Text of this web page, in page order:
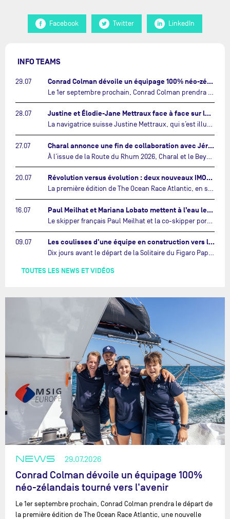
Facebook Twitter LinkedIn
INFO TEAMS
29.07 Conrad Colman dévoile un équipage 100% néo-zélandais tourné vers l'avenir…
28.07 Justine et Élodie-Jane Mettraux face à face sur la transatlantique The Ocean Race Atlantic…
La navigatrice suisse Justine Mettraux, qui s’est illustrée comme la femme la plus rapide du Vendée Globe et qui fait actuellement construire un nouvel IMOCA pour l'édition 2028, sera cette année au départ de la première édition de The Ocean Race Atlantic.…
27.07 Charal annonce une fin de collaboration avec Jérémie Beyou et le Beyou Racing après la Route du Rhum…
À l’issue de la Route du Rhum 2026, Charal et le Beyou Racing mettront fin à leur collaboration. Il a été décidé de manière concertée, après dix ans d’une collaboration riche et performante, d’ouvrir une nouvelle ère pour le projet du Charal Sailing Team.…
20.07 Révolution versus évolution : deux nouveaux IMOCA très différents se préparent pour The Ocean Race Atlantic…
La première édition de The Ocean Race Atlantic, en septembre prochain, verra s'affronter pour la première fois deux exemples des toutes dernières tendances en matière de conception d’IMOCA.…
16.07 Paul Meilhat et Mariana Lobato mettent à l’eau leur bateau et lancent leur nouvelle campagne « United by the Ocean »…
Le skipper français Paul Meilhat et la co-skipper portugaise Mariana Lobato mettent à l’eau aujourd’hui à Lorient leur IMOCA à bord duquel ils participeront à The Ocean Race Atlantic (septembre 2026) puis à The Ocean Race, le tour du monde en équipage (janvier 2027).…
09.07 Les coulisses d'une équipe en construction vers le Vendée Globe…
Dix jours avant le départ de la Solitaire du Figaro Paprec, enjeu sportif majeur de la saison du Team Paprec, en plein chantier du futur IMOCA Paprec, l’équipe a dû s’adapter au forfait de Yoann Richomme pour blessure.…
TOUTES LES NEWS ET VIDÉOS
NEWS 29.07.2026
Conrad Colman dévoile un équipage 100%
néo-zélandais tourné vers l'avenir
Le 1er septembre prochain, Conrad Colman prendra le départ de
la première édition de The Ocean Race Atlantic, une nouvelle